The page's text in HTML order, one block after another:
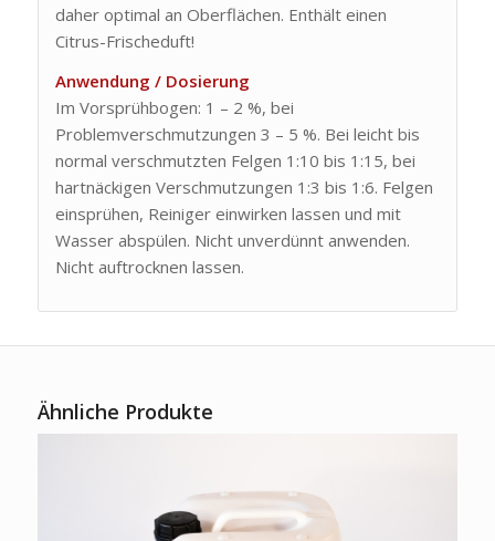
daher optimal an Oberflächen. Enthält einen
Citrus-Frischeduft!
Anwendung / Dosierung
Im Vorsprühbogen: 1 – 2 %, bei
Problemverschmutzungen 3 – 5 %. Bei leicht bis
normal verschmutzten Felgen 1:10 bis 1:15, bei
hartnäckigen Verschmutzungen 1:3 bis 1:6. Felgen
einsprühen, Reiniger einwirken lassen und mit
Wasser abspülen. Nicht unverdünnt anwenden.
Nicht auftrocknen lassen.
Ähnliche Produkte